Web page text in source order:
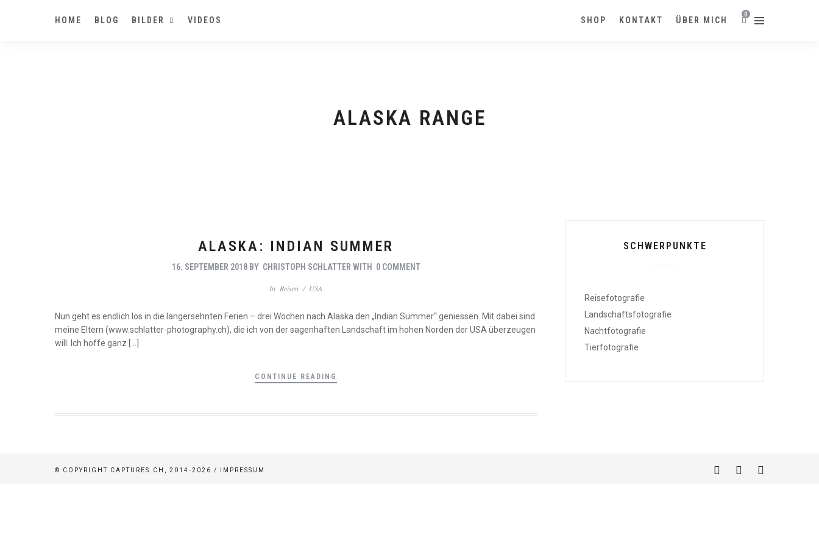
HOME BLOG BILDER VIDEOS
0
SHOP KONTAKT ÜBER MICH
ALASKA RANGE
ALASKA: INDIAN SUMMER
16. SEPTEMBER 2018 BY CHRISTOPH SCHLATTER WITH 0 COMMENT
In Reisen / USA
Nun geht es endlich los in die langersehnten Ferien – drei Wochen nach Alaska den „Indian Summer“ geniessen. Mit dabei sind
meine Eltern (www.schlatter-photography.ch), die ich von der sagenhaften Landschaft im hohen Norden der USA überzeugen
will. Ich hoffe ganz […]
CONTINUE READING
SCHWERPUNKTE
Reisefotografie
Landschaftsfotografie
Nachtfotografie
Tierfotografie
© COPYRIGHT CAPTURES.CH, 2014-2026 / IMPRESSUM